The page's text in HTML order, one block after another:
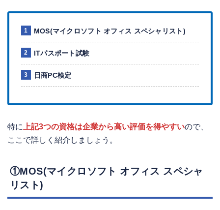
MOS(マイクロソフト オフィス スペシャリスト)
ITパスポート試験
日商PC検定
特に 上記3つの資格は企業から高い評価を得やすいので、
ここで詳しく紹介しましょう。
①MOS(マイクロソフト オフィス スペシャ
リスト)